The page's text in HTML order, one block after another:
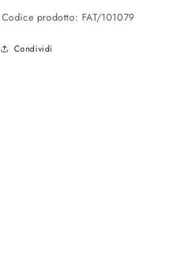
Codice prodotto: FAT/101079
Condividi